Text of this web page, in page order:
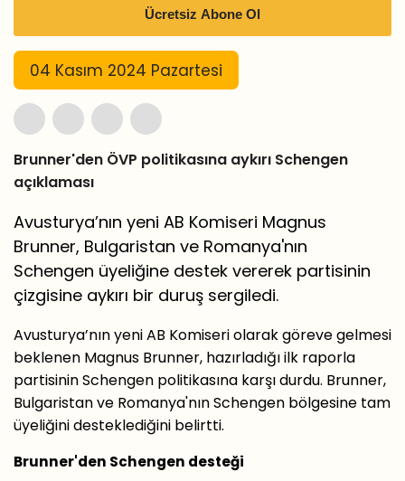
04 Kasım 2024 Pazartesi
Brunner'den ÖVP politikasına aykırı Schengen
açıklaması
Avusturya’nın yeni AB Komiseri Magnus
Brunner, Bulgaristan ve Romanya'nın
Schengen üyeliğine destek vererek partisinin
çizgisine aykırı bir duruş sergiledi.
Avusturya’nın yeni AB Komiseri olarak göreve gelmesi
beklenen Magnus Brunner, hazırladığı ilk raporla
partisinin Schengen politikasına karşı durdu. Brunner,
Bulgaristan ve Romanya'nın Schengen bölgesine tam
üyeliğini desteklediğini belirtti.
Brunner'den Schengen desteği